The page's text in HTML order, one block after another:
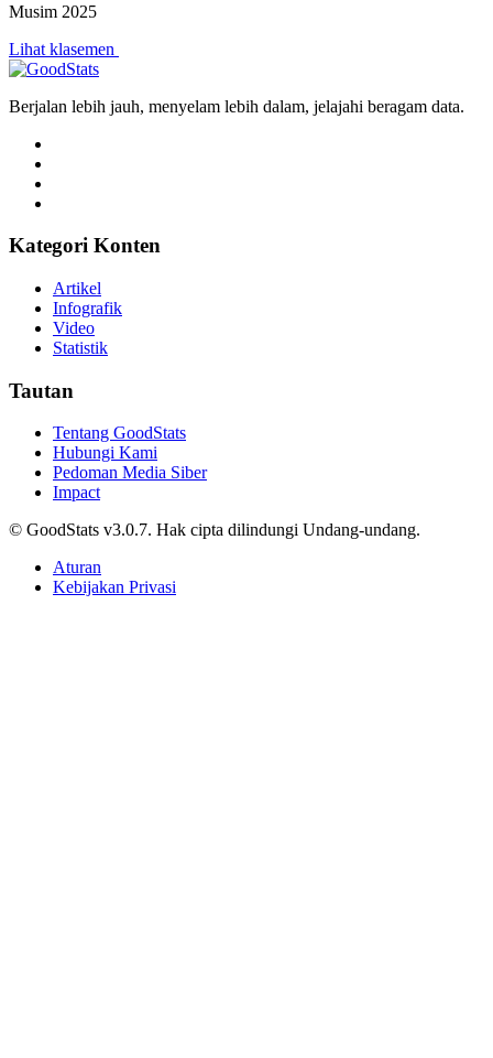
Musim 2025
Lihat klasemen
Berjalan lebih jauh, menyelam lebih dalam, jelajahi beragam data.
Kategori Konten
Artikel
Infografik
Video
Statistik
Tautan
Tentang GoodStats
Hubungi Kami
Pedoman Media Siber
Impact
© GoodStats v3.0.7. Hak cipta dilindungi Undang-undang.
Aturan
Kebijakan Privasi